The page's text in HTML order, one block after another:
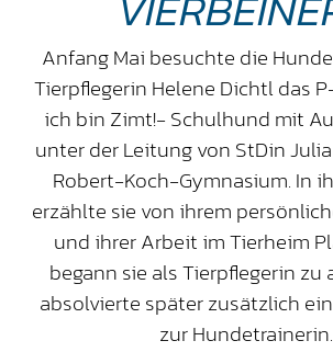
Anfang Mai besuchte die
Tierpflegerin Helene Dichtl das
ich bin Zimt!- Schulhund mit
unter der Leitung von StDin
Robert-Koch-Gymnasium. In
erzählte sie von ihrem
und ihrer Arbeit im Tierheim
begann sie als Tierpflegerin
absolvierte später zusätzlich
zur Hundetrainerin.